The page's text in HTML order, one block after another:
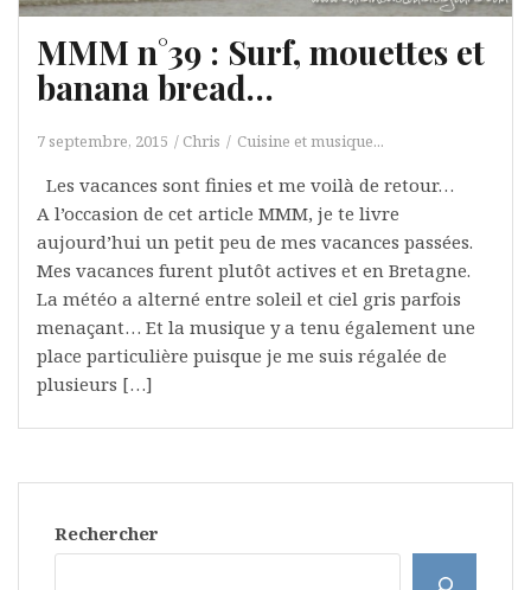
MMM n°39 : Surf, mouettes et
banana bread…
7 septembre, 2015 Chris Cuisine et musique...
Les vacances sont finies et me voilà de retour…
A l’occasion de cet article MMM, je te livre
aujourd’hui un petit peu de mes vacances passées.
Mes vacances furent plutôt actives et en Bretagne.
La météo a alterné entre soleil et ciel gris parfois
menaçant… Et la musique y a tenu également une
place particulière puisque je me suis régalée de
plusieurs […]
Rechercher